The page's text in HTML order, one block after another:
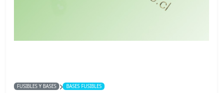
FUSIBLES Y BASES BASES FUSIBLES